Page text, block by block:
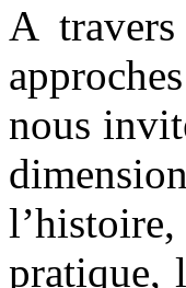
A
nous
pratique,